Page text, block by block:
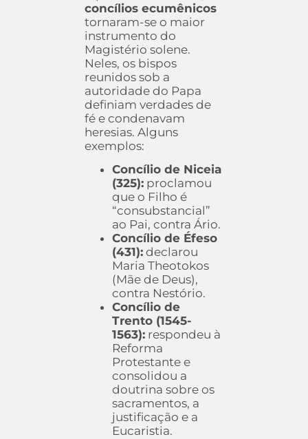
concílios ecumênicos
tornaram-se o maior
instrumento do
Magistério solene.
Neles, os bispos
reunidos sob a
autoridade do Papa
definiam verdades de
fé e condenavam
heresias. Alguns
exemplos:
Concílio de Niceia
(325): proclamou
que o Filho é
“consubstancial”
ao Pai, contra Ário.
Concílio de Éfeso
(431): declarou
Maria Theotokos
(Mãe de Deus),
contra Nestório.
Concílio de
Trento (1545-
1563): respondeu à
Reforma
Protestante e
consolidou a
doutrina sobre os
sacramentos, a
justificação e a
Eucaristia.